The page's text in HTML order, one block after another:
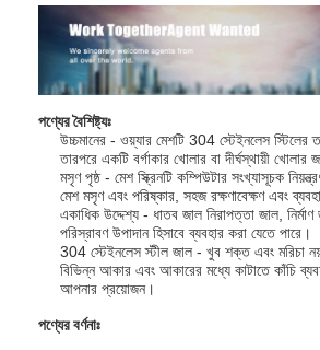
পণ্যের বৈশিষ্ট্যঃ
উচ্চমানের - ওয়্যার মেশটি 304 স্টেইনলেস স্টিলের
তারপরে একটি বর্গাকার খোলার বা দীর্ঘস্থায়ী
মসৃণ পৃষ্ঠ - মেশ স্ক্রিনটি কম্পিউটার সংখ্যাসূচক
মেশ মসৃণ এবং পরিষ্কার, সহজ রক্ষণাবেক্ষণ এবং
একাধিক উদ্দেশ্য - ধাতব জাল নিরাপত্তা জাল, নির্মাণ
পরিস্রাবণ উপাদান হিসাবে ব্যবহার করা যেতে পারে।
304 স্টেইনলেস স্টীল জাল - খুব শক্ত এবং মরিচা
বিভিন্ন আকার এবং আকারের মধ্যে কাটাতে কাঁচি
আপনার প্রয়োজন।
পণ্যের বর্ণনাঃ